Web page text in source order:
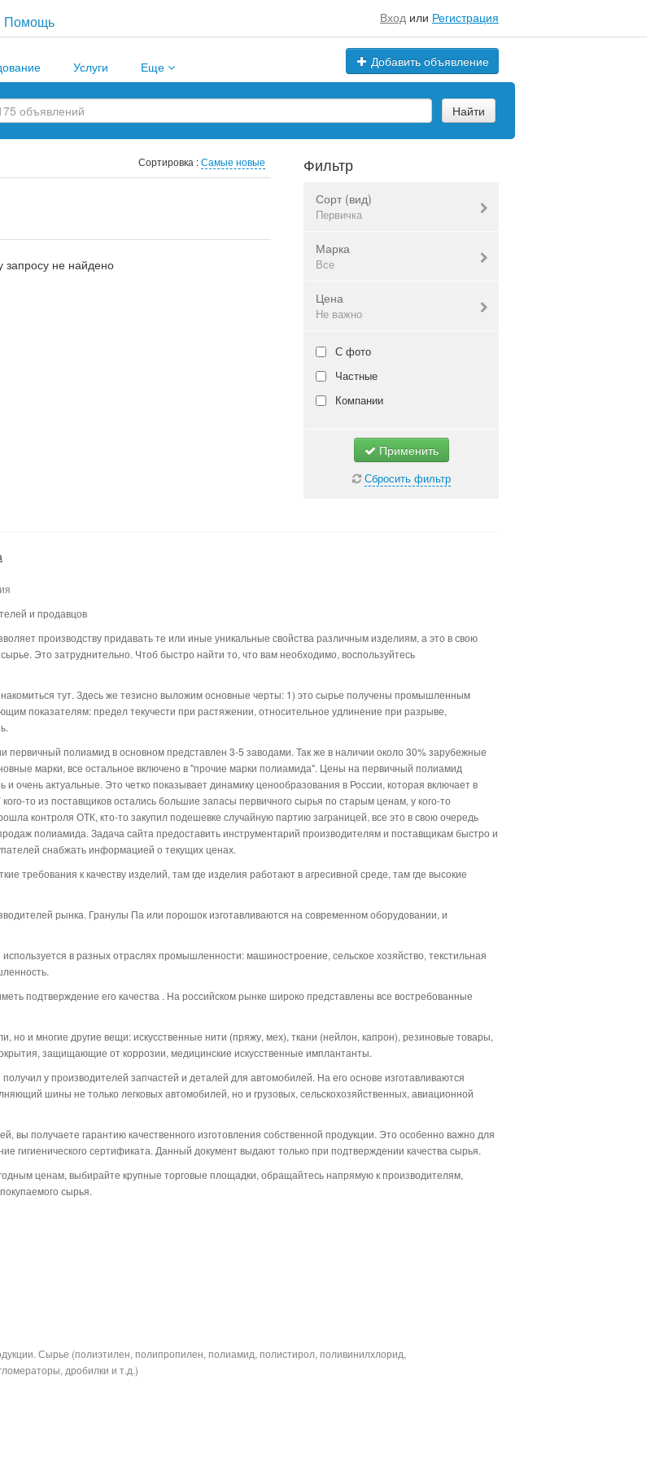
Помощь Вход или Регистрация
Добавить объявление
Услуги Еще
Найти
Сортировка :Самые новые
не найдено
Фильтр
Сорт (вид)
Первичка
Первичка
Вторичка
Все
Марка
Все
Все
Цена
Не важно
Валюта:руб.
С фото
Частные
Компании
Применить
Сбросить фильтр
и продавцов
производству придавать те или иные уникальные свойства различным изделиям, а это в свою
Это затруднительно. Чтоб быстро найти то, что вам необходимо, воспользуйтесь
тут. Здесь же тезисно выложим основные черты: 1) это сырье получены промышленным
показателям: предел текучести при растяжении, относительное удлинение при разрыве,
первичный полиамид в основном представлен 3-5 заводами. Так же в наличии около 30% зарубежные
марки, все остальное включено в "прочие марки полиамида". Цены на первичный полиамид
очень актуальные. Это четко показывает динамику ценообразования в России, которая включает в
то из поставщиков остались большие запасы первичного сырья по старым ценам, у кого-то
контроля ОТК, кто-то закупил подешевке случайную партию заграницей, все это в свою очередь
полиамида. Задача сайта предоставить инструментарий производителям и поставщикам быстро и
снабжать информацией о текущих ценах.
требования к качеству изделий, там где изделия работают в агресивной среде, там где высокие
рынка. Гранулы Па или порошок изготавливаются на современном оборудовании, и
в разных отраслях промышленности: машиностроение, сельское хозяйство, текстильная
подтверждение его качества . На российском рынке широко представлены все востребованные
но и многие другие вещи: искусственные нити (пряжу, мех), ткани (нейлон, капрон), резиновые товары,
защищающие от коррозии, медицинские искусственные имплантанты.
у производителей запчастей и деталей для автомобилей. На его основе изготавливаются
шины не только легковых автомобилей, но и грузовых, сельскохозяйственных, авиационной
вы получаете гарантию качественного изготовления собственной продукции. Это особенно важно для
гигиенического сертификата. Данный документ выдают только при подтверждении качества сырья.
ценам, выбирайте крупные торговые площадки, обращайтесь напрямую к производителям,
сырья.
Сырье (полиэтилен, полипропилен, полиамид, полистирол, поливинилхлорид,
дробилки и т.д.)